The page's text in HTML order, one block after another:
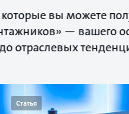
вы можете
— вашего
отраслевых
Статья